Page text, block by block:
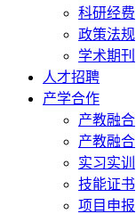
科研经费
政策法规
学术期刊
人才招聘
产学合作
产教融合
产教融合
实习实训
技能证书
项目申报